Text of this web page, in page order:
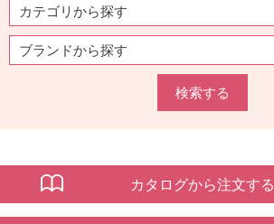
検索する
カタログから注文する